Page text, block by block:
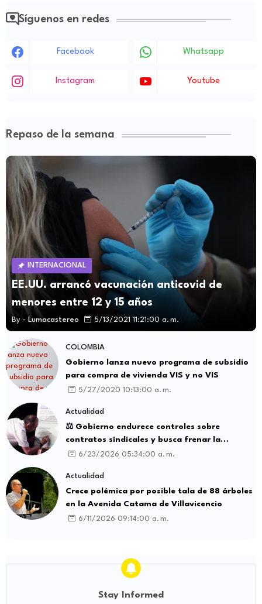
Síguenos en redes
Facebook Whatsapp
Instagram Youtube
Repaso de la semana
INTERNACIONAL
EE.UU. arrancó vacunación anticovid de
menores entre 12 y 15 años
By - Lumacastereo 5/13/2021 11:21:00 a. m.
COLOMBIA
Gobierno lanza nuevo programa de subsidio
para compra de vivienda VIS y no VIS
5/27/2020 10:13:00 a. m.
Actualidad
⚖️ Gobierno endurece controles sobre
contratos sindicales y busca frenar la
intermediación laboral ilegal
6/23/2026 05:34:00 a. m.
Actualidad
Crece polémica por posible tala de 88 árboles
en la Avenida Catama de Villavicencio
6/11/2026 09:14:00 a. m.
Stay Informed